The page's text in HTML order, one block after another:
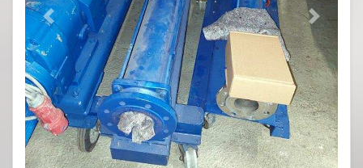
Previous Next